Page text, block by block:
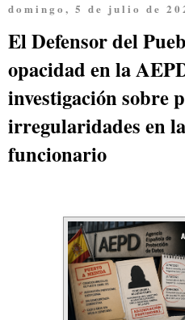
domingo, 5 de julio de
El Defensor del
opacidad en la
investigación sobre
irregularidades en
funcionario